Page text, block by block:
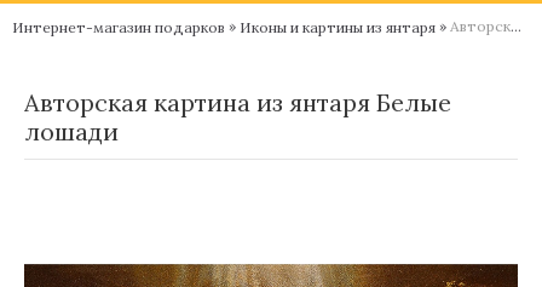
Интернет-магазин подарков » Иконы и картины из янтаря » Авторская картина из янтаря Белые лошади
Авторская картина из янтаря Белые
лошади